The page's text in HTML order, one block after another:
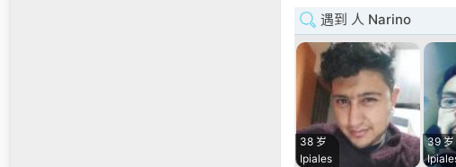
遇到 人 Narino
38 岁
Ipiales
39 岁